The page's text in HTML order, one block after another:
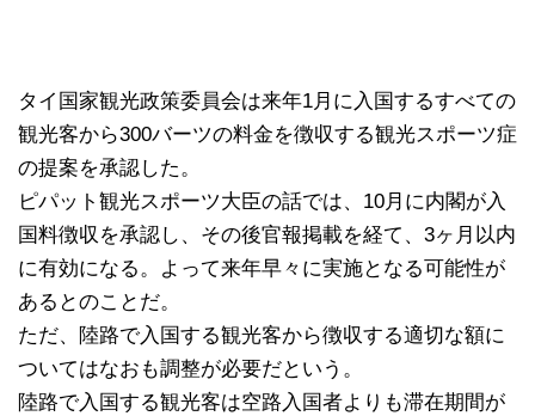
タイ国家観光政策委員会は来年1月に入国するすべての
観光客から300バーツの料金を徴収する観光スポーツ症
の提案を承認した。
ピパット観光スポーツ大臣の話では、10月に内閣が入
国料徴収を承認し、その後官報掲載を経て、3ヶ月以内
に有効になる。よって来年早々に実施となる可能性が
あるとのことだ。
ただ、陸路で入国する観光客から徴収する適切な額に
ついてはなおも調整が必要だという。
陸路で入国する観光客は空路入国者よりも滞在期間が